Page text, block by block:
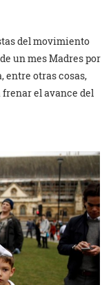
del movimiento
un mes Madres por
entre otras cosas,
el avance del